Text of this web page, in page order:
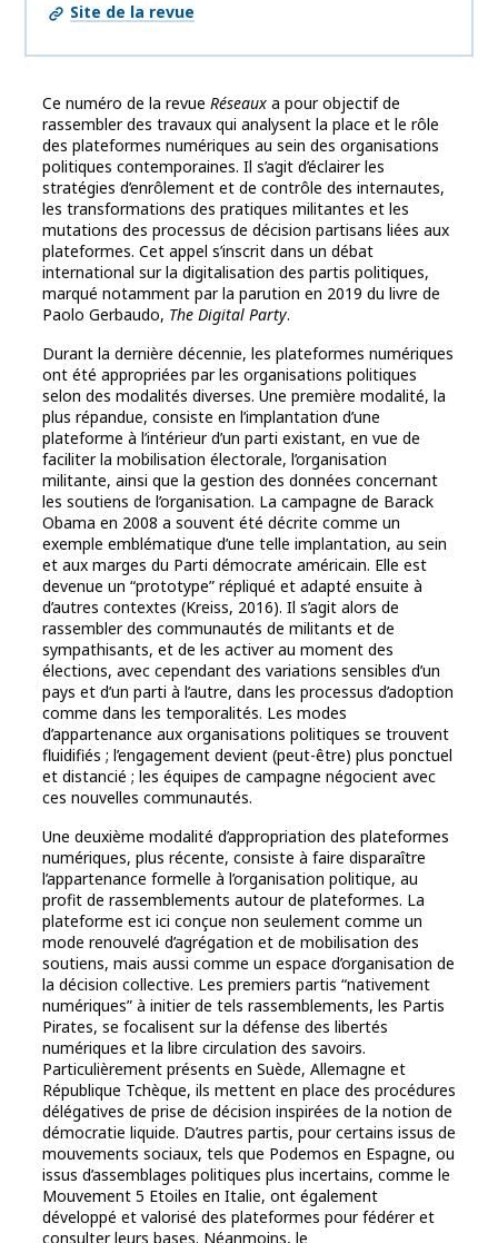
Site de la revue
Ce numéro de la revue Réseaux a pour objectif de
rassembler des travaux qui analysent la place et le rôle
des plateformes numériques au sein des organisations
politiques contemporaines. Il s’agit d’éclairer les
stratégies d’enrôlement et de contrôle des internautes,
les transformations des pratiques militantes et les
mutations des processus de décision partisans liées aux
plateformes. Cet appel s’inscrit dans un débat
international sur la digitalisation des partis politiques,
marqué notamment par la parution en 2019 du livre de
Paolo Gerbaudo, The Digital Party.
Durant la dernière décennie, les plateformes numériques
ont été appropriées par les organisations politiques
selon des modalités diverses. Une première modalité, la
plus répandue, consiste en l’implantation d’une
plateforme à l’intérieur d’un parti existant, en vue de
faciliter la mobilisation électorale, l’organisation
militante, ainsi que la gestion des données concernant
les soutiens de l’organisation. La campagne de Barack
Obama en 2008 a souvent été décrite comme un
exemple emblématique d’une telle implantation, au sein
et aux marges du Parti démocrate américain. Elle est
devenue un “prototype” répliqué et adapté ensuite à
d’autres contextes (Kreiss, 2016). Il s’agit alors de
rassembler des communautés de militants et de
sympathisants, et de les activer au moment des
élections, avec cependant des variations sensibles d’un
pays et d’un parti à l’autre, dans les processus d’adoption
comme dans les temporalités. Les modes
d’appartenance aux organisations politiques se trouvent
fluidifiés ; l’engagement devient (peut-être) plus ponctuel
et distancié ; les équipes de campagne négocient avec
ces nouvelles communautés.
Une deuxième modalité d’appropriation des plateformes
numériques, plus récente, consiste à faire disparaître
l’appartenance formelle à l’organisation politique, au
profit de rassemblements autour de plateformes. La
plateforme est ici conçue non seulement comme un
mode renouvelé d’agrégation et de mobilisation des
soutiens, mais aussi comme un espace d’organisation de
la décision collective. Les premiers partis “nativement
numériques” à initier de tels rassemblements, les Partis
Pirates, se focalisent sur la défense des libertés
numériques et la libre circulation des savoirs.
Particulièrement présents en Suède, Allemagne et
République Tchèque, ils mettent en place des procédures
délégatives de prise de décision inspirées de la notion de
démocratie liquide. D’autres partis, pour certains issus de
mouvements sociaux, tels que Podemos en Espagne, ou
issus d’assemblages politiques plus incertains, comme le
Mouvement 5 Etoiles en Italie, ont également
développé et valorisé des plateformes pour fédérer et
consulter leurs bases. Néanmoins, le